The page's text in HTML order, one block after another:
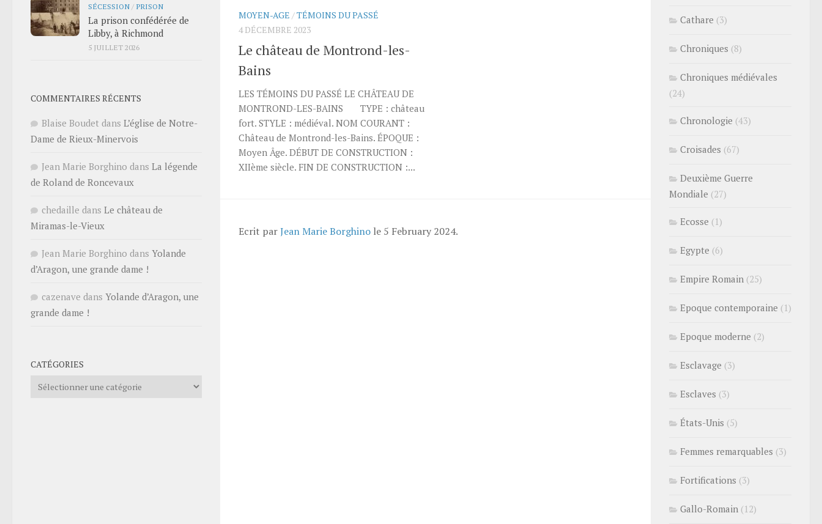
MOYEN-AGE /TÉMOINS DU PASSÉ
4 DÉCEMBRE 2023
Le château de Montrond-les-
Bains
LES TÉMOINS DU PASSÉ LE CHÂTEAU DE
MONTROND-LES-BAINS TYPE : château
fort. STYLE : médiéval. NOM COURANT :
Château de Montrond-les-Bains. ÉPOQUE :
Moyen Âge. DÉBUT DE CONSTRUCTION :
XIIème siècle. FIN DE CONSTRUCTION :...
Ecrit parJean Marie Borghino le 5 February 2024.
SÉCESSION / PRISON
La prison confédérée de
Libby, à Richmond
5 JUILLET 2026
COMMENTAIRES RÉCENTS
Blaise Boudet dans L’église de Notre-
Dame de Rieux-Minervois
Jean Marie Borghino dans La légende
de Roland de Roncevaux
chedaille dans Le château de
Miramas-le-Vieux
Jean Marie Borghino dans Yolande
d’Aragon, une grande dame !
cazenave dans Yolande d’Aragon, une
grande dame !
CATÉGORIES
Catégories
Cathare (3)
Chroniques (8)
Chroniques médiévales
(24)
Chronologie (43)
Croisades (67)
Deuxième Guerre
Mondiale (27)
Ecosse (1)
Egypte (6)
Empire Romain (25)
Epoque contemporaine (1)
Epoque moderne (2)
Esclavage (3)
Esclaves (3)
États-Unis (5)
Femmes remarquables (3)
Fortifications (3)
Gallo-Romain (12)